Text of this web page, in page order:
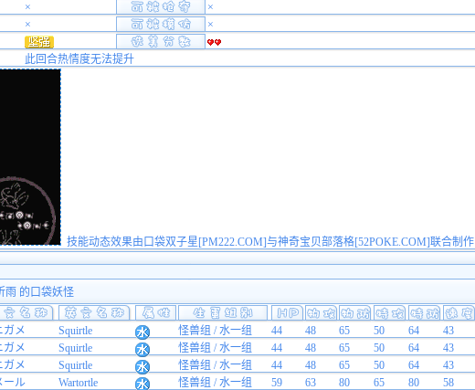
×
×
×
×
此回合热情度无法提升
技能动态效果由口袋双子星[PM222.COM]与神奇宝贝部落格[52POKE.COM]联合制作
雨 的口袋妖怪
ガメ Squirtle 怪兽组 / 水一组 44 48 65 50 64 43
ガメ Squirtle 怪兽组 / 水一组 44 48 65 50 64 43
ガメ Squirtle 怪兽组 / 水一组 44 48 65 50 64 43
ール Wartortle 怪兽组 / 水一组 59 63 80 65 80 58